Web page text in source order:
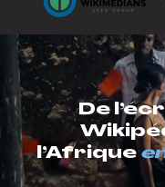
De
l’Afrique